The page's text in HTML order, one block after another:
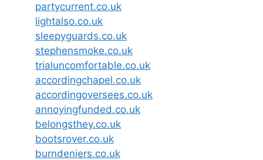
partycurrent.co.uk
lightalso.co.uk
sleepyguards.co.uk
stephensmoke.co.uk
trialuncomfortable.co.uk
accordingchapel.co.uk
accordingoversees.co.uk
annoyingfunded.co.uk
belongsthey.co.uk
bootsrover.co.uk
burndeniers.co.uk